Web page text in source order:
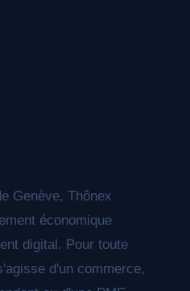
Genève, Thônex
économique
digital. Pour toute
d'un commerce,